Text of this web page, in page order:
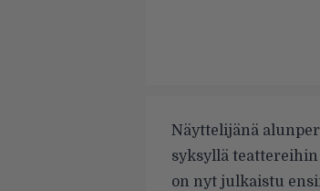
Näyttelijänä
syksyllä
on nyt julkaistu